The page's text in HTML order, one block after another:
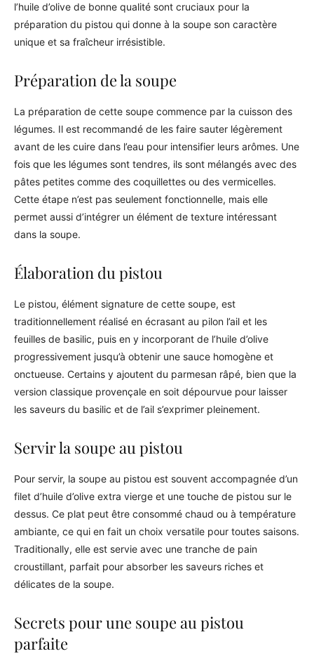
l’huile d’olive de bonne qualité sont cruciaux pour la
préparation du pistou qui donne à la soupe son caractère
unique et sa fraîcheur irrésistible.
Préparation de la soupe
La préparation de cette soupe commence par la cuisson des
légumes. Il est recommandé de les faire sauter légèrement
avant de les cuire dans l’eau pour intensifier leurs arômes. Une
fois que les légumes sont tendres, ils sont mélangés avec des
pâtes petites comme des coquillettes ou des vermicelles.
Cette étape n’est pas seulement fonctionnelle, mais elle
permet aussi d’intégrer un élément de texture intéressant
dans la soupe.
Élaboration du pistou
Le pistou, élément signature de cette soupe, est
traditionnellement réalisé en écrasant au pilon l’ail et les
feuilles de basilic, puis en y incorporant de l’huile d’olive
progressivement jusqu’à obtenir une sauce homogène et
onctueuse. Certains y ajoutent du parmesan râpé, bien que la
version classique provençale en soit dépourvue pour laisser
les saveurs du basilic et de l’ail s’exprimer pleinement.
Servir la soupe au pistou
Pour servir, la soupe au pistou est souvent accompagnée d’un
filet d’huile d’olive extra vierge et une touche de pistou sur le
dessus. Ce plat peut être consommé chaud ou à température
ambiante, ce qui en fait un choix versatile pour toutes saisons.
Traditionally, elle est servie avec une tranche de pain
croustillant, parfait pour absorber les saveurs riches et
délicates de la soupe.
Secrets pour une soupe au pistou
parfaite